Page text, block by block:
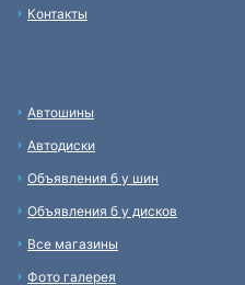
Контакты
Автошины
Автодиски
Объявления б у шин
Объявления б у дисков
Все магазины
Фото галерея